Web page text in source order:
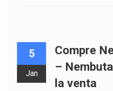
5
Jan
Compre
–
la venta